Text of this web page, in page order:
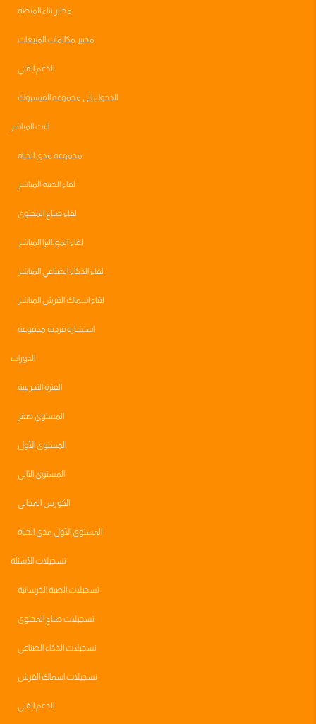
مختبر بناء المنصه
مختبر مكالمات المبيعات
الدعم الفني
الدخول إلى مجموعة الفيسبوك
البث المباشر
مجموعه مدى الحياه
لقاء الصبة المباشر
لقاء صناع المحتوى
لقاء الموناليزا المباشر
لقاء الذكاء الصناعي المباشر
لقاء اسماك القرش المباشر
استشاره فرديه مدفوعة
الدورات
الفترة التجريبية
المستوى صفر
المستوى الأول
المستوى الثاني
الكورس المجاني
المستوى الأول مدى الحياه
تسجيلات الأسئلة
تسجيلات الصبة الخرسانية
تسجيلات صناع المحتوى
تسجيلات الذكاء الصناعي
تسجيلات اسماك القرش
الدعم الفني